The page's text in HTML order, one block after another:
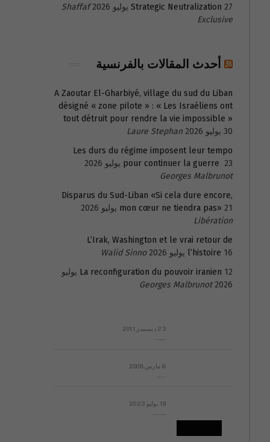
Strategic Neutralization 27 يوليو 2026
Shaffaf
Exclusive
أحدث المقالات بالفرنسية
A Zaoutar El-Gharbiyé, village du sud du Liban
désigné « zone pilote » : « Les Israéliens ont
tout détruit pour rendre la vie impossible »
30 يوليو 2026
Laure Stephan
Les durs du régime imposent leur tempo
pour continuer la guerre 23 يوليو 2026
Georges Malbrunot
Disparus du Sud-Liban «Si cela dure encore,
mon cœur ne tiendra pas» 21 يوليو 2026
Libération
L’Irak, Washington et le vrai retour de
l’histoire 16 يوليو 2026
Walid Sinno
La reconfiguration du pouvoir iranien 12 يوليو
2026
Georges Malbrunot
23 ديسمبر 2011
8 مارس 2008
19 يوليو 2023